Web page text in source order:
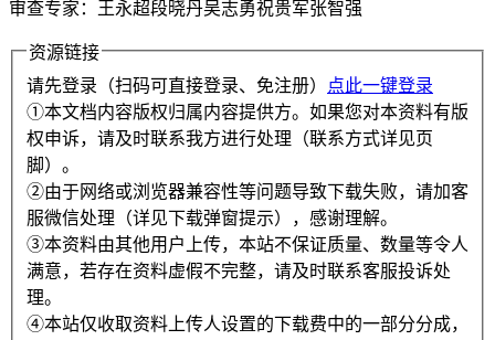
审查专家：王永超段晓丹吴志勇祝贵军张智强
资源链接
请先登录（扫码可直接登录、免注册）
点此一键登录
①本文档内容版权归属内容提供方。如果您对本资料有版
权申诉，请及时联系我方进行处理（联系方式详见页
脚）。
②由于网络或浏览器兼容性等问题导致下载失败，请加客
服微信处理（详见下载弹窗提示），感谢理解。
③本资料由其他用户上传，本站不保证质量、数量等令人
满意，若存在资料虚假不完整，请及时联系客服投诉处
理。
④本站仅收取资料上传人设置的下载费中的一部分分成，